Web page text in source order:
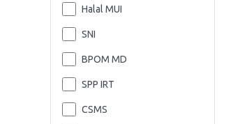
Halal MUI
SNI
BPOM MD
SPP IRT
CSMS